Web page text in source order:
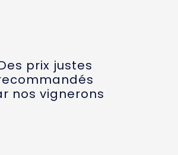
prix justes
nos vignerons